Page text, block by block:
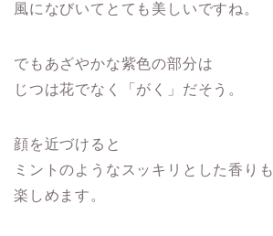
風になびいてとても美しいですね。
でもあざやかな紫色の部分は
じつは花でなく「がく」だそう。
顔を近づけると
ミントのようなスッキリとした香りも
楽しめます。